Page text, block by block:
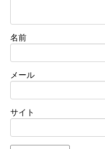
名前
メール
サイト